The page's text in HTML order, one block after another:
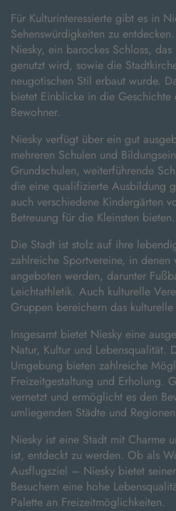
Für Kulturinteressierte gibt es in
Sehenswürdigkeiten zu
Niesky, ein barockes Schloss,
genutzt wird, sowie die
neugotischen Stil erbaut wurde.
bietet Einblicke in die
Bewohner.
Niesky verfügt über ein gut
mehreren Schulen und
Grundschulen, weiterführende
die eine qualifizierte Ausbildung
auch verschiedene Kindergärten
Betreuung für die Kleinsten bieten.
Die Stadt ist stolz auf ihre
zahlreiche Sportvereine, in denen
angeboten werden, darunter
Leichtathletik. Auch kulturelle
Gruppen bereichern das
Insgesamt bietet Niesky eine
Natur, Kultur und Lebensqualität.
Umgebung bieten zahlreiche
Freizeitgestaltung und Erholung.
vernetzt und ermöglicht es den
umliegenden Städte und
Niesky ist eine Stadt mit Charme
ist, entdeckt zu werden. Ob als
Ausflugsziel – Niesky bietet
Besuchern eine hohe
Palette an Freizeitmöglichkeiten.